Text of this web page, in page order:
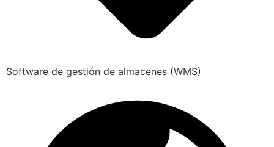
Software de gestión de almacenes (WMS)